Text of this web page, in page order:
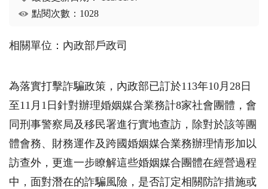
點閱次數：1028
相關單位：內政部戶政司
為落實打擊詐騙政策，內政部已訂於113年10月28日
至11月1日針對辦理婚姻媒合業務計8家社會團體，會
同刑事警察局及移民署進行實地查訪，除對於該等團
體會務、財務運作及跨國婚姻媒合業務辦理情形加以
訪查外，更進一步瞭解這些婚姻媒合團體在經營過程
中，面對潛在的詐騙風險，是否訂定相關防詐措施或